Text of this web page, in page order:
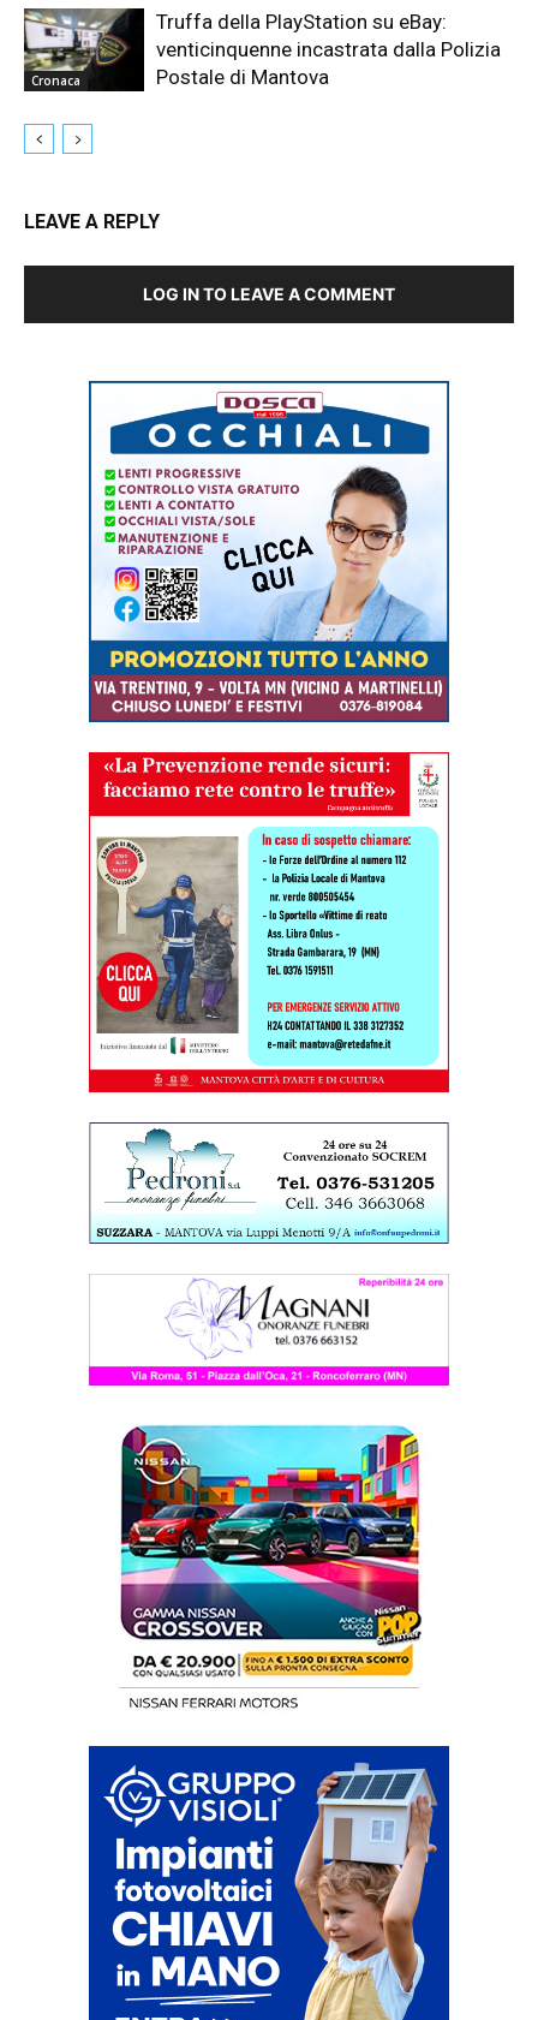
Cronaca
Truffa della PlayStation su eBay:
venticinquenne incastrata dalla Polizia
Postale di Mantova
LEAVE A REPLY
LOG IN TO LEAVE A COMMENT